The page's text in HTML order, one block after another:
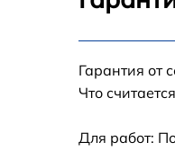
Ремонт
NN-
Гарантия от
Что
Для работ: